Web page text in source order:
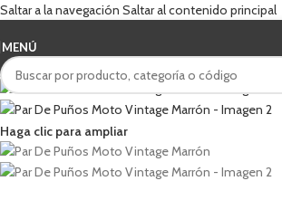
Saltar a la navegación Saltar al contenido principal
MENÚ
Haga clic para ampliar